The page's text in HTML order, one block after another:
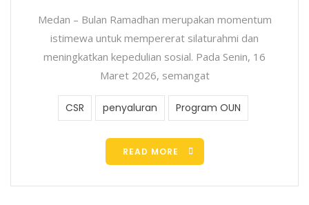
Medan – Bulan Ramadhan merupakan momentum
istimewa untuk mempererat silaturahmi dan
meningkatkan kepedulian sosial. Pada Senin, 16
Maret 2026, semangat
CSR penyaluran Program OUN
READ MORE